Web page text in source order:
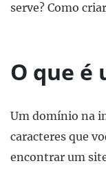
serve? Como
O que é
Um domínio na
caracteres que
encontrar um